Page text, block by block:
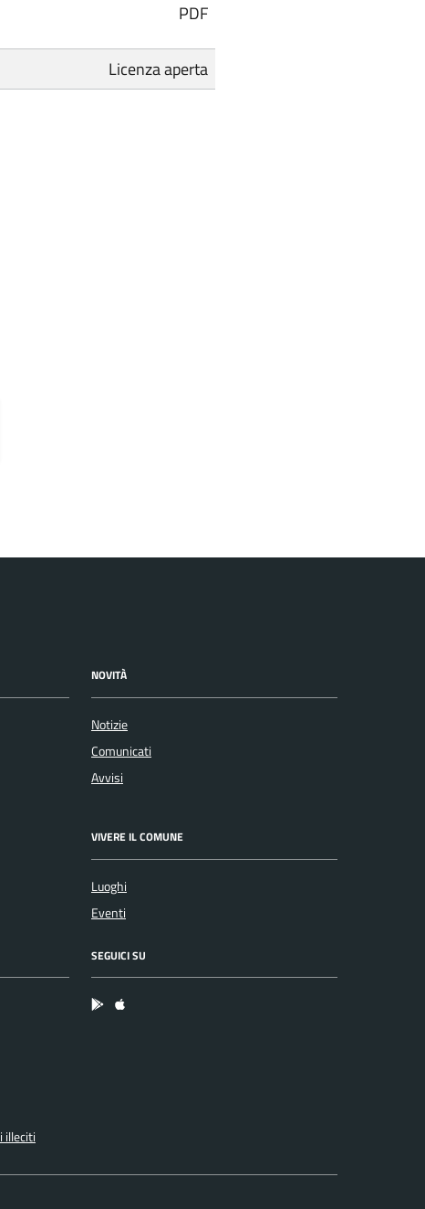
PDF
Licenza aperta
NOVITÀ
Notizie
Comunicati
Avvisi
VIVERE IL COMUNE
Luoghi
Eventi
illeciti
SEGUICI SU
App Android
App IOS